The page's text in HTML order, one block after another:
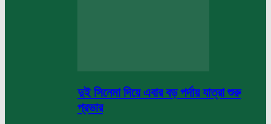
দুই সিনেমা দিয়ে এবার বড় পর্দায় যাত্রা শুরু
প্রভার